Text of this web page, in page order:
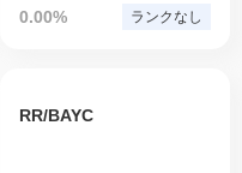
0.00% ランクなし
RR/BAYC